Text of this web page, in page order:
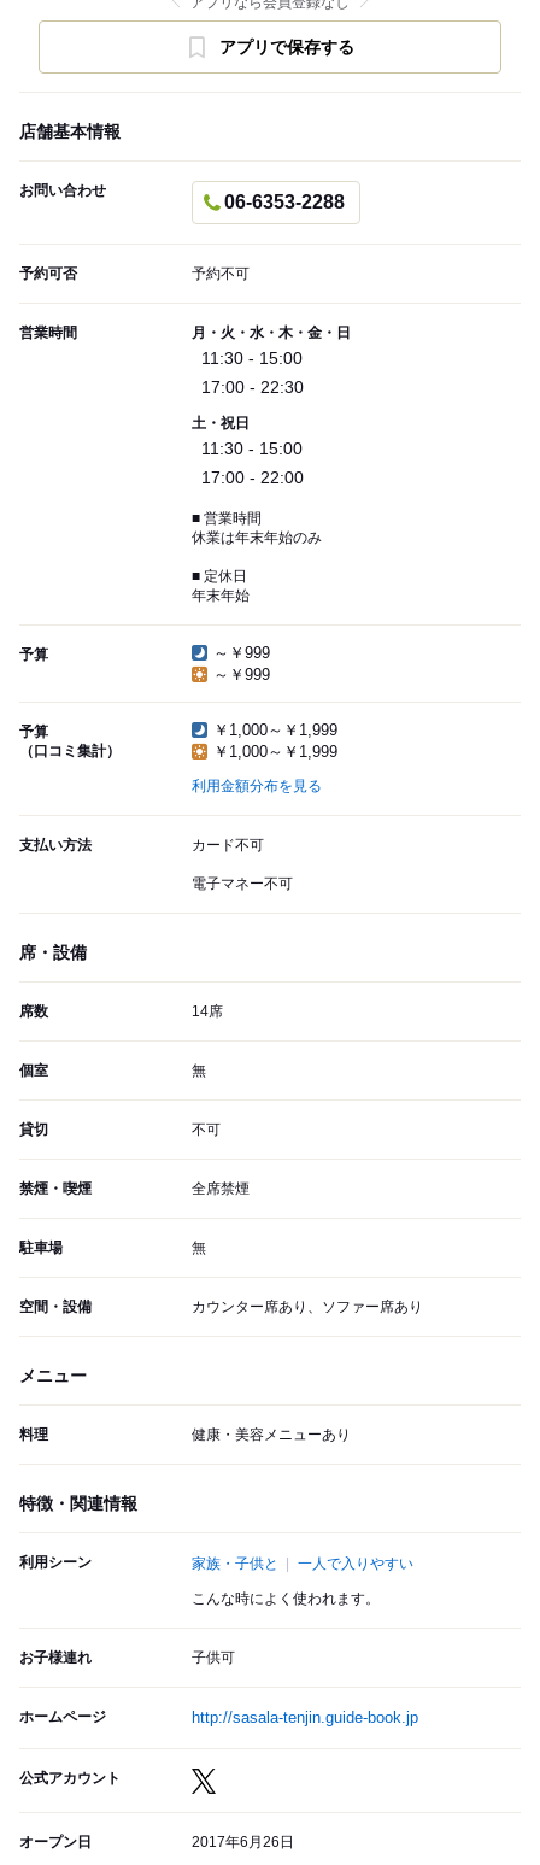
アプリで保存する
店舗基本情報
お問い合わせ
06-6353-2288
予約可否 予約不可
営業時間 月・火・水・木・金・日
11:30 - 15:00
17:00 - 22:30
土・祝日
11:30 - 15:00
17:00 - 22:00
■ 営業時間
休業は年末年始のみ
■ 定休日
年末年始
予算
～￥999
～￥999
予算
（口コミ集計）
￥1,000～￥1,999
￥1,000～￥1,999
利用金額分布を見る
支払い方法 カード不可
電子マネー不可
席・設備
席数 14席
個室 無
貸切 不可
禁煙・喫煙 全席禁煙
駐車場 無
空間・設備 カウンター席あり、ソファー席あり
メニュー
料理 健康・美容メニューあり
特徴・関連情報
利用シーン 家族・子供と 一人で入りやすい
こんな時によく使われます。
お子様連れ 子供可
ホームページ http://sasala-tenjin.guide-book.jp
公式アカウント
オープン日 2017年6月26日